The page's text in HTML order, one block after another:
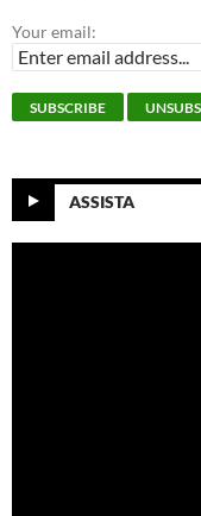
Your email:
ASSISTA